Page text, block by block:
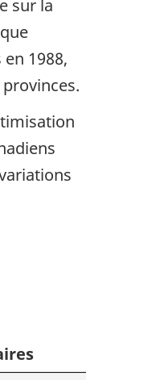
sur la
1988,